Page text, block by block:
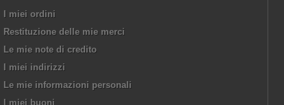
I miei ordini
Restituzione delle mie merci
Le mie note di credito
I miei indirizzi
Le mie informazioni personali
I miei buoni